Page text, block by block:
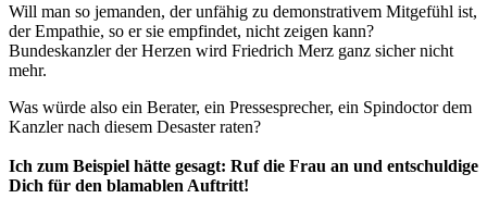
Will man so jemanden, der unfähig zu demonstrativem Mitgefühl ist,
der Empathie, so er sie empfindet, nicht zeigen kann?
Bundeskanzler der Herzen wird Friedrich Merz ganz sicher nicht
mehr.
Was würde also ein Berater, ein Pressesprecher, ein Spindoctor dem
Kanzler nach diesem Desaster raten?
Ich zum Beispiel hätte gesagt: Ruf die Frau an und entschuldige
Dich für den blamablen Auftritt!